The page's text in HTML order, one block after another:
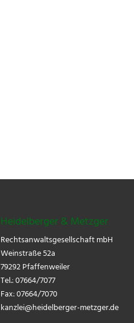
Heidelberger & Metzger
Rechtsanwaltsgesellschaft mbH
Weinstraße 52a
79292 Pfaffenweiler
Tel.: 07664/7077
Fax: 07664/7070
kanzlei@heidelberger-metzger.de